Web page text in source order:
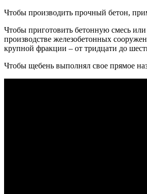
Чтобы производить прочный бетон,
Чтобы приготовить бетонную смесь
производстве железобетонных
крупной фракции – от тридцати до
Чтобы щебень выполнял свое прямое